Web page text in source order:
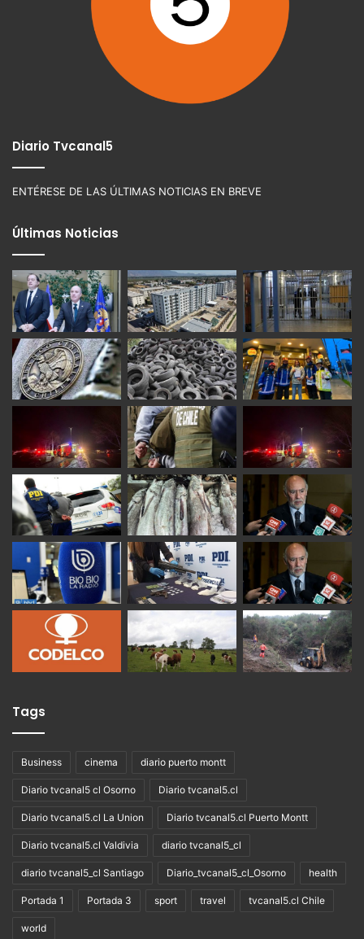
Diario Tvcanal5
ENTÉRESE DE LAS ÚLTIMAS NOTICIAS EN BREVE
Últimas Noticias
Tags
Business cinema diario puerto montt
Diario tvcanal5 cl Osorno Diario tvcanal5.cl
Diario tvcanal5.cl La Union Diario tvcanal5.cl Puerto Montt
Diario tvcanal5.cl Valdivia diario tvcanal5_cl
diario tvcanal5_cl Santiago Diario_tvcanal5_cl_Osorno health
Portada 1 Portada 3 sport travel tvcanal5.cl Chile
world